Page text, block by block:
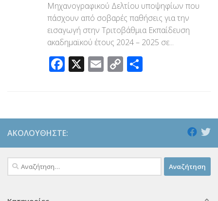
Μηχανογραφικού Δελτίου υποψηφίων που
πάσχουν από σοβαρές παθήσεις για την
εισαγωγή στην Τριτοβάθμια Εκπαίδευση
ακαδημαϊκού έτους 2024 – 2025 σε...
Facebook
X Email
Copy
ΑΚΟΛΟΥΘΉΣΤΕ:
Αναζήτηση
για: